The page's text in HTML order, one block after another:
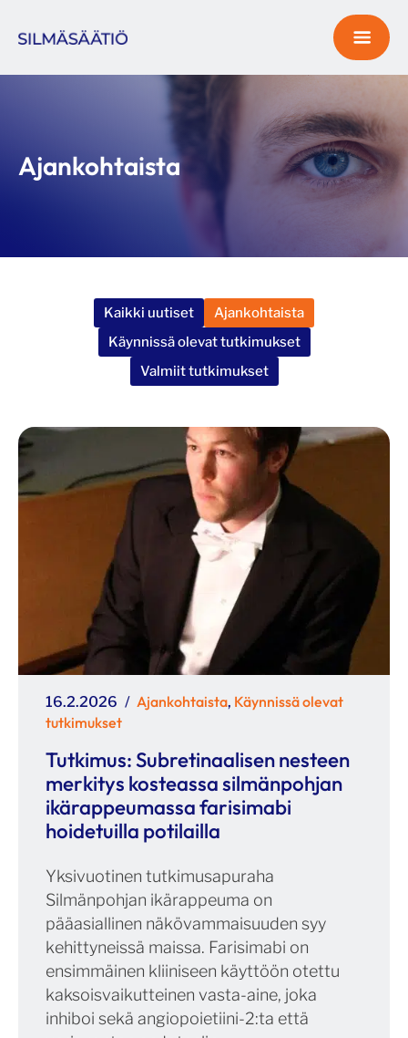
Ajankohtaista
Kaikki uutiset
Ajankohtaista
Käynnissä olevat tutkimukset
Valmiit tutkimukset
Julkaistu
16.2.2026 Kategoriat
Ajankohtaista, Käynnissä olevat
tutkimukset
Tutkimus: Subretinaalisen nesteen
merkitys kosteassa silmänpohjan
ikärappeumassa farisimabi
hoidetuilla potilailla
Yksivuotinen tutkimusapuraha
Silmänpohjan ikärappeuma on
pääasiallinen näkövammaisuuden syy
kehittyneissä maissa. Farisimabi on
ensimmäinen kliiniseen käyttöön otettu
kaksoisvaikutteinen vasta-aine, joka
inhiboi sekä angiopoietiini-2:ta että